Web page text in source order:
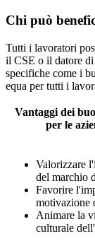
Chi può
Tutti i lavoratori
il CSE o il datore
specifiche come i
equa per tutti i
Vantaggi dei
per le
Valorizzare
del marchio
Favorire
motivazione
Animare la
culturale